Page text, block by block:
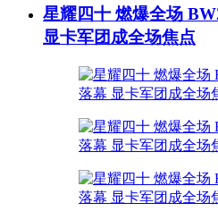
星耀四十 燃爆全场
显卡军团成全场焦点